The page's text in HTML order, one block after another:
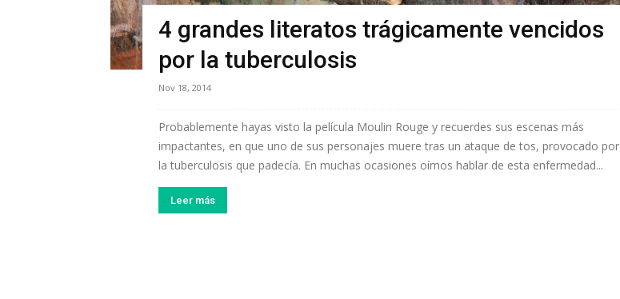
4 grandes literatos trágicamente vencidos
por la tuberculosis
Nov 18, 2014
Probablemente hayas visto la película Moulin Rouge y recuerdes sus escenas más
impactantes, en que uno de sus personajes muere tras un ataque de tos, provocado por
la tuberculosis que padecía. En muchas ocasiones oímos hablar de esta enfermedad...
Leer más